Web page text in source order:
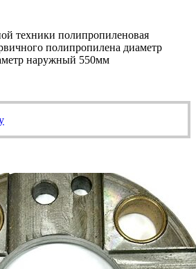
техники полипропиленовая
полипропилена диаметр
наружный 550мм